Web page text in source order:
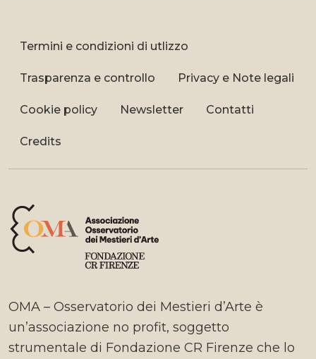
Termini e condizioni di utlizzo
Trasparenza e controllo Privacy e Note legali
Cookie policy Newsletter Contatti
Credits
OMA – Osservatorio dei Mestieri d’Arte è
un’associazione no profit, soggetto
strumentale di Fondazione CR Firenze che lo